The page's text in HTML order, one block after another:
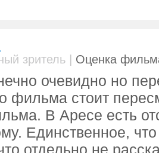
зритель | Оценка
очевидно но
фильма стоит
В Аресе есть
Единственное,
отдельно не